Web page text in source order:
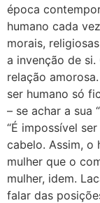
época
humano cada
morais,
a invenção de
relação
ser humano só
– se achar a sua
“É impossível
cabelo. Assim, o
mulher que o
mulher, idem.
falar das